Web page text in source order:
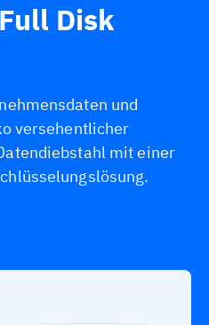
Disk
und
versehentlicher
mit einer